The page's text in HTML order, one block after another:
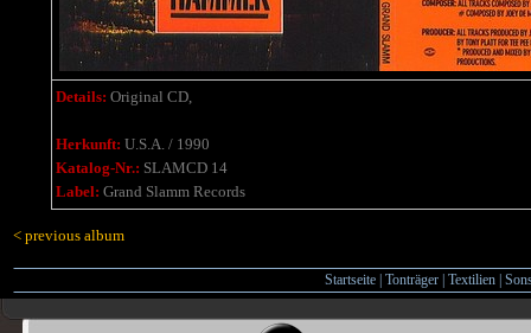
Details: Original CD,
Herkunft: U.S.A. / 1990
Katalog-Nr.: SLAMCD 14
Label: Grand Slamm Records
< previous album
Startseite Tonträger Textilien